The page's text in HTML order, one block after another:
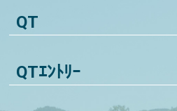
QT
QTｴﾝﾄﾘｰ